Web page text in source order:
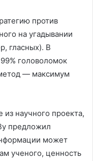
против
на угадывании
гласных). В
головоломок
— максимум
из научного проекта,
предложил
может
ученого, ценность